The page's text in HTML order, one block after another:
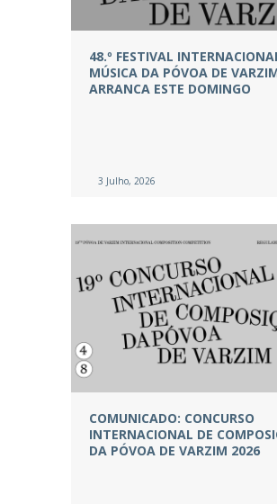
48.º FESTIVAL
MÚSICA DA PÓVOA DE
ARRANCA ESTE DOMINGO
3 Julho, 2026
COMUNICADO: CONCURSO
INTERNACIONAL DE
DA PÓVOA DE VARZIM 2026